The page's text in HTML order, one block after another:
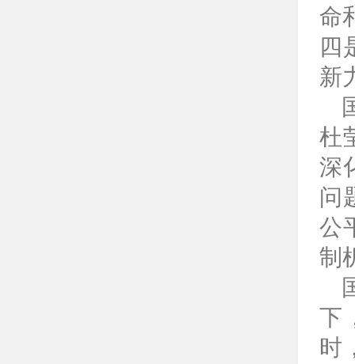
命
四
新
杜
深
问
公
制
下
时